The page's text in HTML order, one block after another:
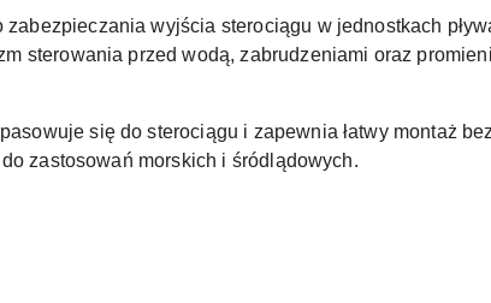
wyjścia sterociągu w jednostkach
sterowania przed wodą, zabrudzeniami oraz
się do sterociągu i zapewnia łatwy montaż bez
zastosowań morskich i śródlądowych.